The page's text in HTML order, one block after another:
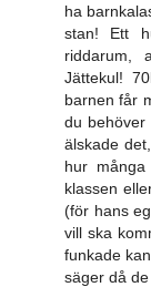
ha
stan! Ett
riddarum,
Jättekul!
barnen får
du
älskade
hur
klassen
(för hans
vill ska
funkade
säger då